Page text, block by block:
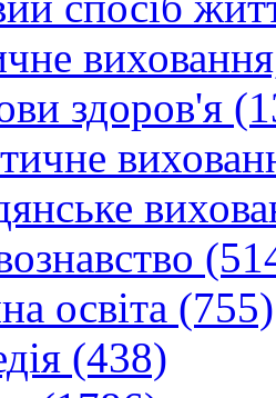
здоров'я
освіта (755)
(438)